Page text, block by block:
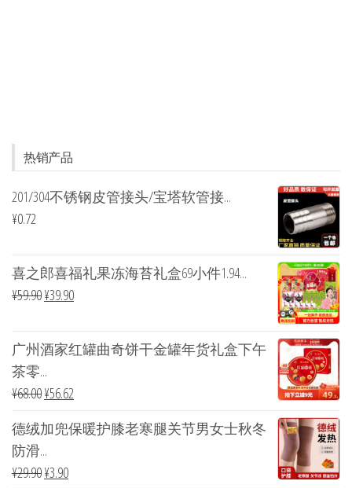
热销产品
201/304不锈钢皮管接头/宝塔软管接...
¥0.72
喜之郎喜福礼果冻海苔礼盒69小件1.94...
¥59.90¥39.90
广州酒家红罐曲奇饼干金罐年货礼盒下午
茶零...
¥68.00¥56.62
德绒加兜保暖护膝老寒腿关节男女士秋冬
防滑...
¥29.90¥3.90